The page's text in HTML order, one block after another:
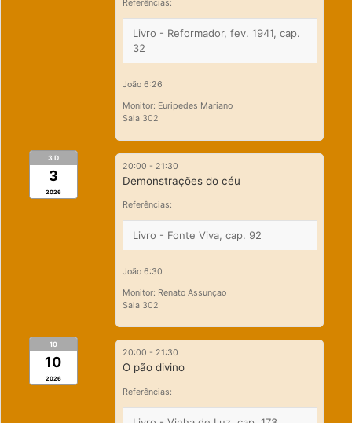
Referências:
Livro - Reformador, fev. 1941, cap.
32
João 6:26
Monitor: Euripedes Mariano
Sala 302
3 D
3
2026
20:00 - 21:30
Demonstrações do céu
Referências:
Livro - Fonte Viva, cap. 92
João 6:30
Monitor: Renato Assunçao
Sala 302
10
10
2026
20:00 - 21:30
O pão divino
Referências: